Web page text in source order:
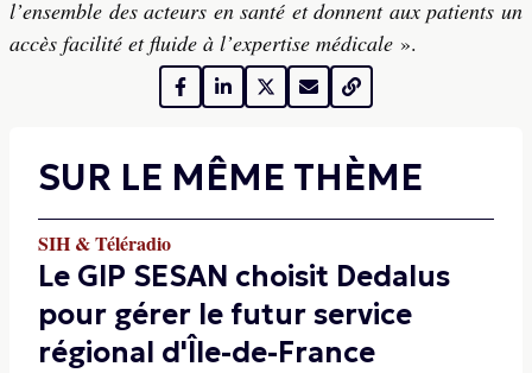
l’ensemble des acteurs en santé et donnent aux patients un
accès facilité et fluide à l’expertise médicale ».
SUR LE MÊME THÈME
SIH & Téléradio
Le GIP SESAN choisit Dedalus
pour gérer le futur service
régional d'Île-de-France